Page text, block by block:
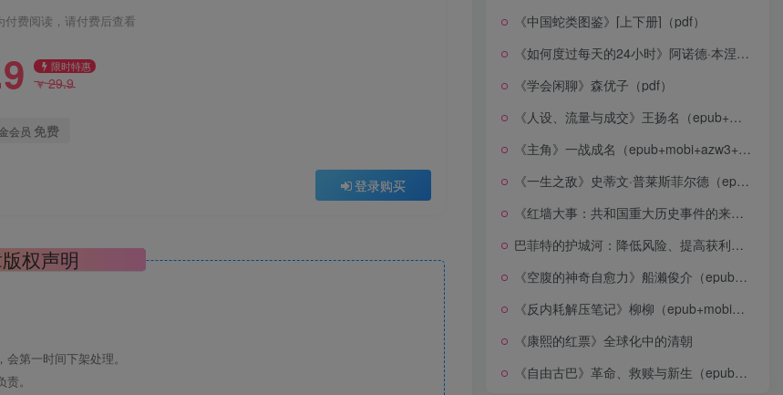
付费阅读，请付费后查看
限时特惠
￥29.9
会员 免费
登录购买
权声明
第一时间下架处理。
。
《中国蛇类图鉴》[上下册]（pdf）
《如何度过每天的24小时》阿诺德·本涅特（epub+mobi+azw3+pdf）
《学会闲聊》森优子（pdf）
《人设、流量与成交》王扬名（epub+mobi+azw3+pdf）
《主角》一战成名（epub+mobi+azw3+pdf）
《一生之敌》史蒂文·普莱斯菲尔德（epub+mobi+azw3+pdf）
《红墙大事：共和国重大历史事件的来龙去脉》（全二册）（pdf）
巴菲特的护城河：降低风险、提高获利的股市真规则(epub+azw3+mobi)
《空腹的神奇自愈力》船濑俊介（epub+mobi+azw3+pdf）
《反内耗解压笔记》柳柳（epub+mobi+azw3+pdf）
《康熙的红票》全球化中的清朝
《自由古巴》革命、救赎与新生（epub+mobi+azw3+pdf）